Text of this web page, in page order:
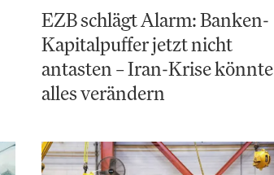
EZB schlägt Alarm: Banken-
Kapitalpuffer jetzt nicht
antasten – Iran-Krise könnte
alles verändern